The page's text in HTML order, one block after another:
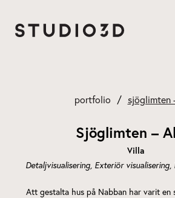
portfolio sjöglimten
Sjöglimten –
Villa
Detaljvisualisering Exteriör visualisering
Att gestalta hus på Nabban har varit en